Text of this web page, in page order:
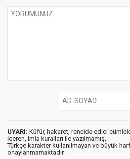
UYARI: Küfür, hakaret, rencide edici
içeren, imla kuralları ile yazılmamış,
Türkçe karakter kullanılmayan ve büyük
onaylanmamaktadır.